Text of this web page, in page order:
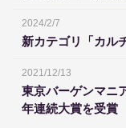
2024/2/7
新カテゴリ「カル
2021/12/13
東京バーゲンマニ
年連続大賞を受賞